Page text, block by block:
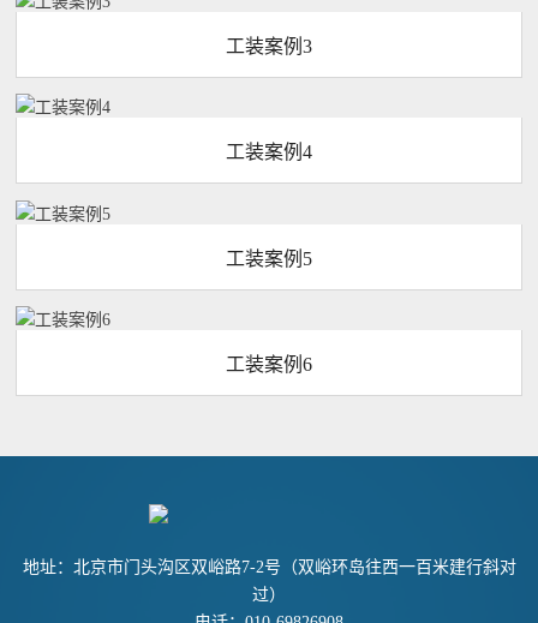
工装案例3
工装案例4
工装案例5
工装案例6
地址：北京市门头沟区双峪路7-2号（双峪环岛往西一百米建行斜对
过）